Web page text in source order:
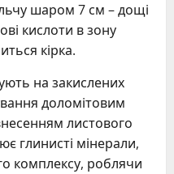
шаром 7 см – дощі
кислоти в зону
кірка.
на закислених
доломітовим
листового
глинисті мінерали,
комплексу, роблячи